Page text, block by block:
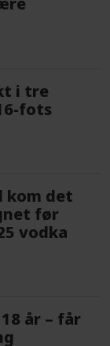
i tre
fots
kom det
før
vodka
år – får